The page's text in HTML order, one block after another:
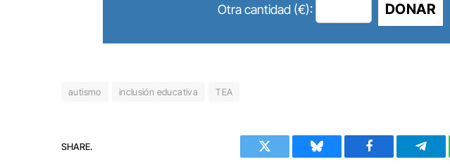
Otra cantidad (€): DONAR
autismo inclusión educativa TEA
SHARE.
Twitter Bluesky Facebook